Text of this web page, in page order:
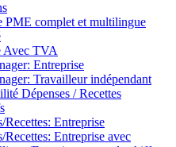
PME complet et multilingue
Avec TVA
Entreprise
Travailleur indépendant
Dépenses / Recettes
Recettes: Entreprise
Recettes: Entreprise avec